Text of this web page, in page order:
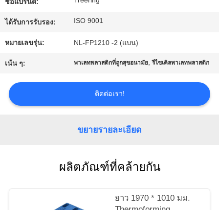
โรงงาน
ควบคุม
คุณภาพ
ติดต่อ
ชื่อแบรนด์:
ได้รับการรับรอง: ISO 9001
หมายเลขรุ่น: NL-FP1210 -2 (แบน)
เน้น ๆ: พาเลทพลาสติกที่ถูกสุขอนามัย,รีไซเคิลพาเลทพลาสติก
ติดต่อเรา!
ขยายรายละเอียด
ผลิตภัณฑ์ที่คล้ายกัน
ยาว 1970 * 1010 มม.